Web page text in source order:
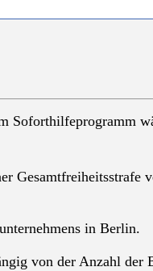
Soforthilfeprogramm
Gesamtfreiheitsstrafe
in Berlin.
von der Anzahl der